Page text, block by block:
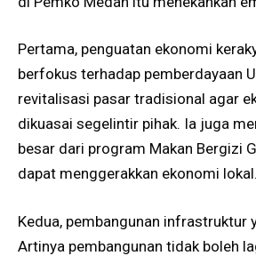
Pertama, penguatan ekonomi
berfokus terhadap pemberdayaan
revitalisasi pasar tradisional agar
dikuasai segelintir pihak. Ia juga
besar dari program Makan Bergizi
dapat menggerakkan ekonomi lokal.
Kedua, pembangunan infrastruktur
Artinya pembangunan tidak boleh